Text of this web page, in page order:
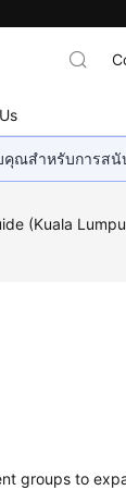
คุณสำหรับการส
(Kuala
groups to